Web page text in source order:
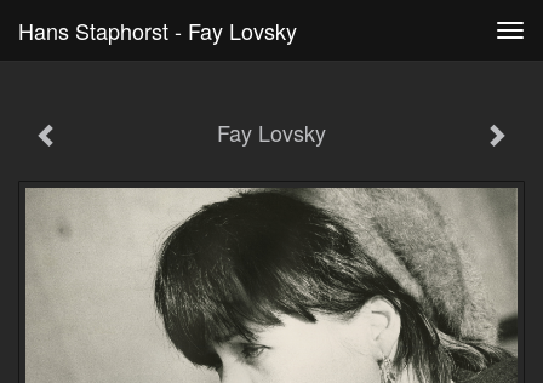
Hans Staphorst - Fay Lovsky
Fay Lovsky